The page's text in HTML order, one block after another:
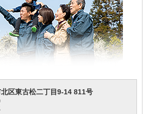
区東古松二丁目9-14 811号